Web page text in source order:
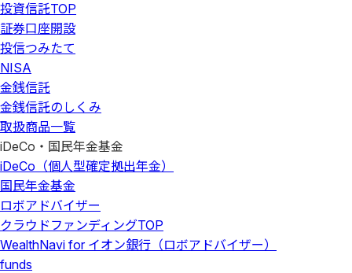
投資信託TOP
証券口座開設
投信つみたて
NISA
金銭信託
金銭信託のしくみ
取扱商品一覧
iDeCo・国民年金基金
iDeCo（個人型確定拠出年金）
国民年金基金
ロボアドバイザー
クラウドファンディングTOP
WealthNavi for イオン銀行（ロボアドバイザー）
funds